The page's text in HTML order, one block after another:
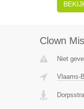
Clown
Niet
Vlaams-